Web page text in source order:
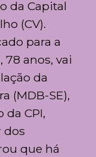
da Capital
(CV).
para a
78 anos, vai
da
(MDB-SE),
CPI,
dos
que há